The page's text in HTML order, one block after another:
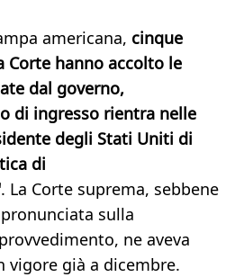
americana, cinque
Corte hanno accolto le
dal governo,
di ingresso rientra nelle
degli Stati Uniti di
di
. La Corte suprema, sebbene
sulla
ne aveva
vigore già a dicembre.